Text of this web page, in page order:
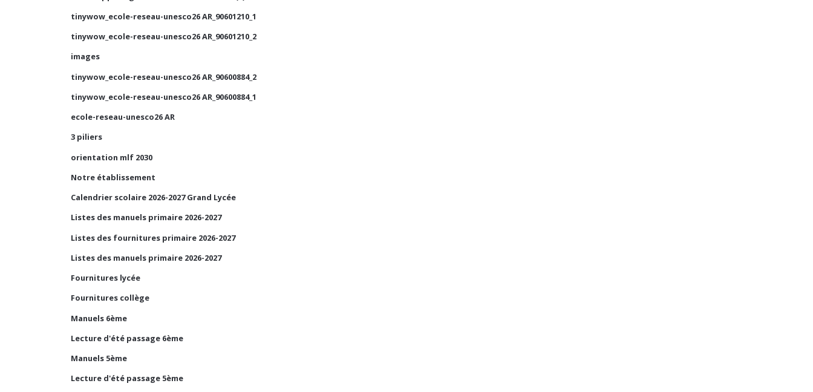
tinywow_ecole-reseau-unesco26 AR_90601210_1
tinywow_ecole-reseau-unesco26 AR_90601210_2
images
tinywow_ecole-reseau-unesco26 AR_90600884_2
tinywow_ecole-reseau-unesco26 AR_90600884_1
ecole-reseau-unesco26 AR
3 piliers
orientation mlf 2030
Notre établissement
Calendrier scolaire 2026-2027 Grand Lycée
Listes des manuels primaire 2026-2027
Listes des fournitures primaire 2026-2027
Listes des manuels primaire 2026-2027
Fournitures lycée
Fournitures collège
Manuels 6ème
Lecture d'été passage 6ème
Manuels 5ème
Lecture d'été passage 5ème